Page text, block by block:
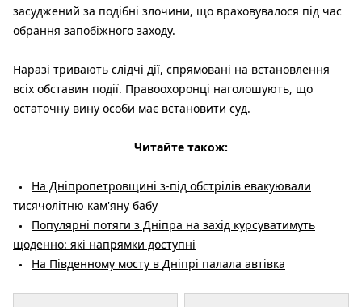
засуджений за подібні злочини, що враховувалося під час
обрання запобіжного заходу.
Наразі тривають слідчі дії, спрямовані на встановлення
всіх обставин події. Правоохоронці наголошують, що
остаточну вину особи має встановити суд.
Читайте також:
На Дніпропетровщині з-під обстрілів евакуювали
тисячолітню кам'яну бабу
Популярні потяги з Дніпра на захід курсуватимуть
щоденно: які напрямки доступні
На Південному мосту в Дніпрі палала автівка